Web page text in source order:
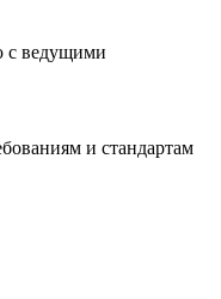
с ведущими
и стандартам